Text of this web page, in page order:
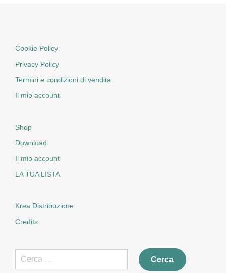
Cookie Policy
Privacy Policy
Termini e condizioni di vendita
Il mio account
Shop
Download
Il mio account
LA TUA LISTA
Krea Distribuzione
Credits
per: